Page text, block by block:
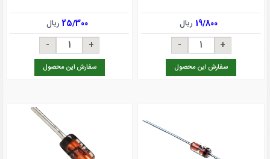
19/800 ریال
سفارش این محصول
25/300ریال
سفارش این محصول